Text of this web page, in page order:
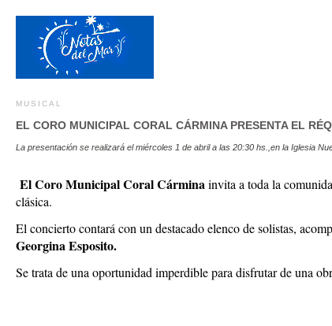
MUSICAL
EL CORO MUNICIPAL CORAL CÁRMINA PRESENTA EL
La presentación se realizará el miércoles 1 de abril a las 20:30 hs.,en la Iglesia
El Coro Municipal Coral Cárminainvita a toda la
clásica.
El concierto contará con un destacado elenco de solistas,
Georgina Esposito.
Se trata de una oportunidad imperdible para disfrutar de una